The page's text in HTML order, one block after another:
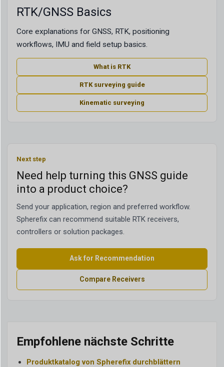
RTK/GNSS Basics
Core explanations for GNSS, RTK, positioning
workflows, IMU and field setup basics.
What is RTK
RTK surveying guide
Kinematic surveying
Next step
Need help turning this GNSS guide
into a product choice?
Send your application, region and preferred workflow.
Spherefix can recommend suitable RTK receivers,
controllers or solution packages.
Ask for Recommendation
Compare Receivers
Empfohlene nächste Schritte
Produktkatalog von Spherefix durchblättern